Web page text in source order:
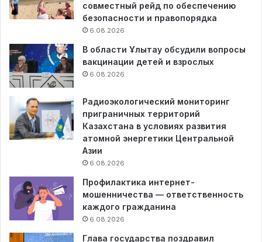
совместный рейд по обеспечению
безопасности и правопорядка
6.08.2026
В области Ұлытау обсудили вопросы
вакцинации детей и взрослых
6.08.2026
Радиоэкологический мониторинг
приграничных территорий
Казахстана в условиях развития
атомной энергетики Центральной
Азии
6.08.2026
Профилактика интернет-
мошенничества — ответственность
каждого гражданина
6.08.2026
Глава государства поздравил